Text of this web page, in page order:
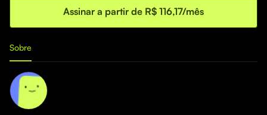
Assinar a partir de R$ 116,17/mês
Sobre